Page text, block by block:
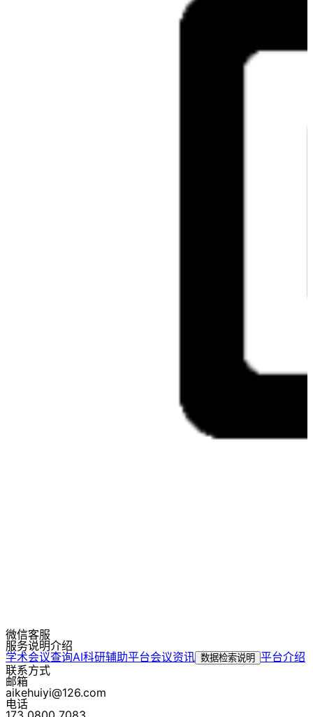
微信客服
服务说明介绍
学术会议查询AI科研辅助平台会议资讯 数据检索说明 平台介绍
联系方式
邮箱
aikehuiyi@126.com
电话